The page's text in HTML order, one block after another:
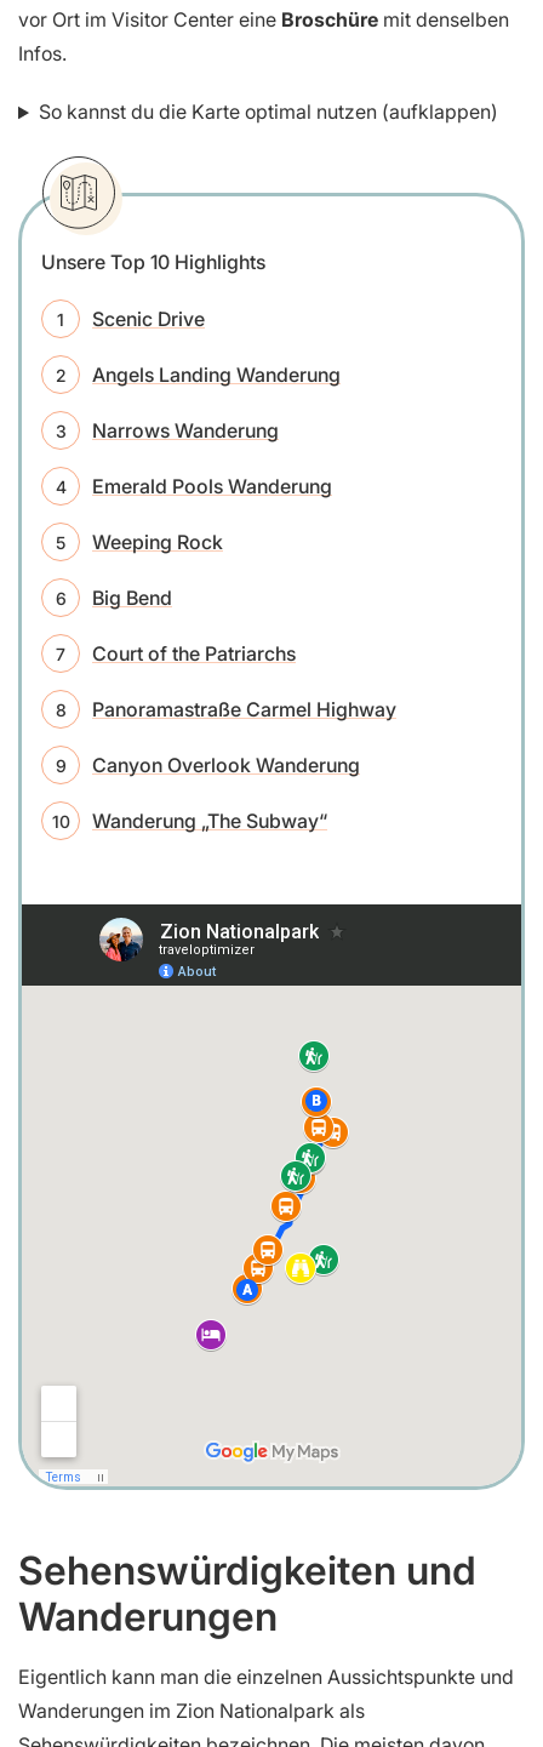
vor Ort im Visitor Center eine Broschüre mit denselben
Infos.
So kannst du die Karte optimal nutzen (aufklappen)
Unsere Top 10 Highlights
Scenic Drive
Angels Landing Wanderung
Narrows Wanderung
Emerald Pools Wanderung
Weeping Rock
Big Bend
Court of the Patriarchs
Panoramastraße Carmel Highway
Canyon Overlook Wanderung
Wanderung „The Subway“
Sehenswürdigkeiten und
Wanderungen
Eigentlich kann man die einzelnen Aussichtspunkte und
Wanderungen im Zion Nationalpark als